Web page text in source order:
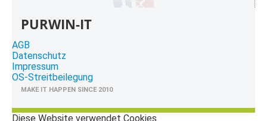
PURWIN-IT
AGB
Datenschutz
Impressum
OS-Streitbeilegung
MAKE IT HAPPEN SINCE 2010
Diese Website verwendet Cookies.